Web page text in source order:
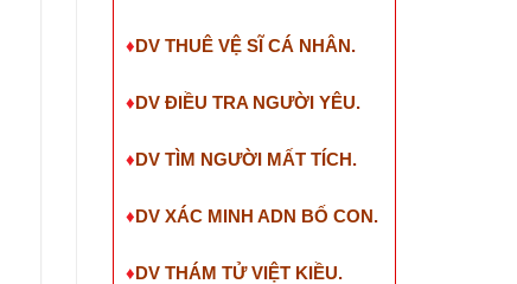
♦DV THUÊ VỆ SĨ CÁ NHÂN.
♦DV ĐIỀU TRA NGƯỜI YÊU.
♦DV TÌM NGƯỜI MẤT TÍCH.
♦DV XÁC MINH ADN BỐ CON.
♦DV THÁM TỬ VIỆT KIỀU.